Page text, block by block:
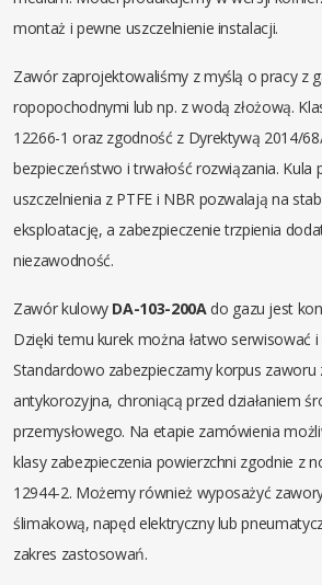
montaż i pewne uszczelnienie instalacji.
Zawór zaprojektowaliśmy z myślą o pracy z
ropopochodnymi lub np. z wodą złożową.
12266-1 oraz zgodność z Dyrektywą 2014/
bezpieczeństwo i trwałość rozwiązania. Kula
uszczelnienia z PTFE i NBR pozwalają na
eksploatację, a zabezpieczenie trzpienia
niezawodność.
Zawór kulowy DA-103-200Ado gazu jest
Dzięki temu kurek można łatwo serwisować
Standardowo zabezpieczamy korpus zaworu
antykorozyjna, chroniącą przed działaniem
przemysłowego. Na etapie zamówienia
klasy zabezpieczenia powierzchni zgodnie z
12944-2. Możemy również wyposażyć
ślimakową, napęd elektryczny lub
zakres zastosowań.